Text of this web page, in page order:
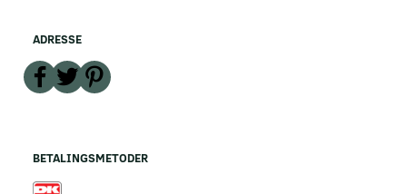
ADRESSE
BETALINGSMETODER